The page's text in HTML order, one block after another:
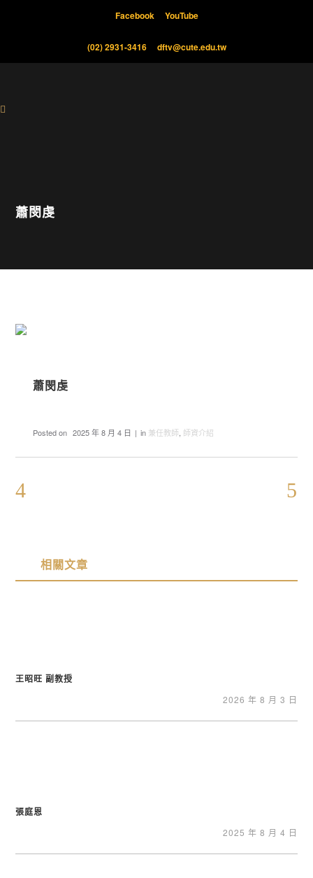
Facebook YouTube
(02) 2931-3416 dftv@cute.edu.tw
蕭閔虔
蕭閔虔
Posted on 2025 年 8 月 4 日 in 兼任教師 師資介紹
相關文章
王昭旺 副教授
2026 年 8 月 3 日
張庭恩
2025 年 8 月 4 日